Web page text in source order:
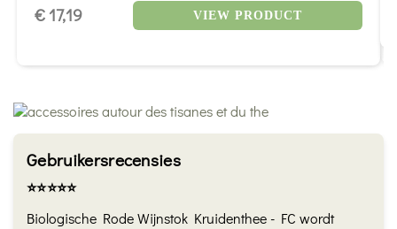
Gebruikersrecensies
⭐️⭐️⭐️⭐️⭐️
Biologische Rode Wijnstok Kruidenthee - FC wordt
€ 17,19 VIEW PRODUCT